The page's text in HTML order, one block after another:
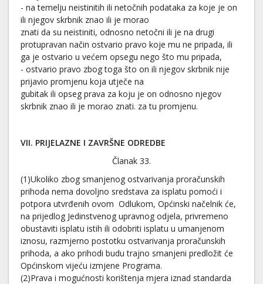
- na temelju neistinitih ili netočnih podataka za koje je on
ili njegov skrbnik znao ili je morao
znati da su neistiniti, odnosno netočni ili je na drugi
protupravan način ostvario pravo koje mu ne pripada, ili
ga je ostvario u većem opsegu nego što mu pripada,
- ostvario pravo zbog toga što on ili njegov skrbnik nije
prijavio promjenu koja utječe na
gubitak ili opseg prava za koju je on odnosno njegov
skrbnik znao ili je morao znati. za tu promjenu.
VII. PRIJELAZNE I ZAVRŠNE ODREDBE
Članak 33.
(1)Ukoliko zbog smanjenog ostvarivanja proračunskih
prihoda nema dovoljno sredstava za isplatu pomoći i
potpora utvrđenih ovom Odlukom, Općinski načelnik će,
na prijedlog Jedinstvenog upravnog odjela, privremeno
obustaviti isplatu istih ili odobriti isplatu u umanjenom
iznosu, razmjerno postotku ostvarivanja proračunskih
prihoda, a ako prihodi budu trajno smanjeni predložit će
Općinskom vijeću izmjene Programa.
(2)Prava i mogućnosti korištenja mjera iznad standarda